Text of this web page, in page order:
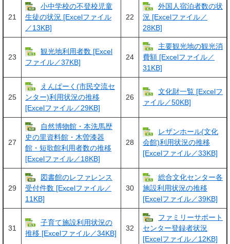
21
小中学校の不登校児童
生徒の状況 [Excelファイル
／13KB]
22
外国人宿泊者数の状
況 [Excelファイル／
28KB]
23
観光地利用者数 [Excel
ファイル／37KB]
24
主要観光地の観光消
費額 [Excelファイル／
31KB]
25
えんぱーく(市民交流セ
ンター)利用状況の推移
[Excelファイル／29KB]
26
文化財一覧 [Excelフ
ァイル／50KB]
27
自然博物館・本洗馬歴
史の里資料館・木曽漆器
館・短歌館利用者数の推移
[Excelファイル／18KB]
28
レザンホール(文化
会館)利用状況の推移
[Excelファイル／33KB]
29
図書館のレファレンス
受付件数 [Excelファイル／
11KB]
30
総合文化センター各
施設利用状況の推移
[Excelファイル／39KB]
31
子育て施設利用状況の
推移 [Excelファイル／34KB]
32
ファミリーサポート
センター登録者状況
[Excelファイル／12KB]